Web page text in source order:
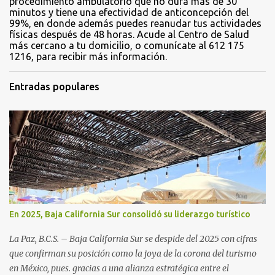
minutos y tiene una efectividad de anticoncepción del
99%, en donde además puedes reanudar tus actividades
físicas después de 48 horas. Acude al Centro de Salud
más cercano a tu domicilio, o comunícate al 612 175
1216, para recibir más información.
Entradas populares
En 2025, Baja California Sur consolidó su liderazgo turístico
La Paz, B.C.S. – Baja California Sur se despide del 2025 con cifras
que confirman su posición como la joya de la corona del turismo
en México, pues. gracias a una alianza estratégica entre el